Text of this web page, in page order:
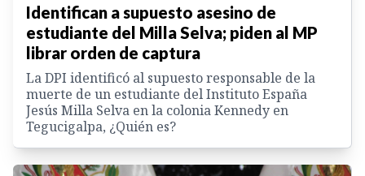
Identifican a supuesto asesino de
estudiante del Milla Selva; piden al MP
librar orden de captura
La DPI identificó al supuesto responsable de la
muerte de un estudiante del Instituto España
Jesús Milla Selva en la colonia Kennedy en
Tegucigalpa, ¿Quién es?